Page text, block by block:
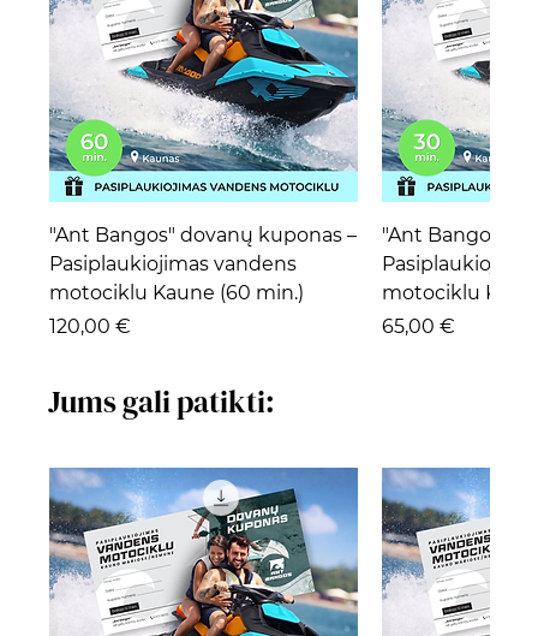
"Ant Bangos" dovanų kuponas –
Pasiplaukiojimas vandens
motociklu Kaune (60 min.)
Kaina
120,00 €
"Ant Bangos"
motociklu
Kaina
65,00 €
Jums gali patikti: